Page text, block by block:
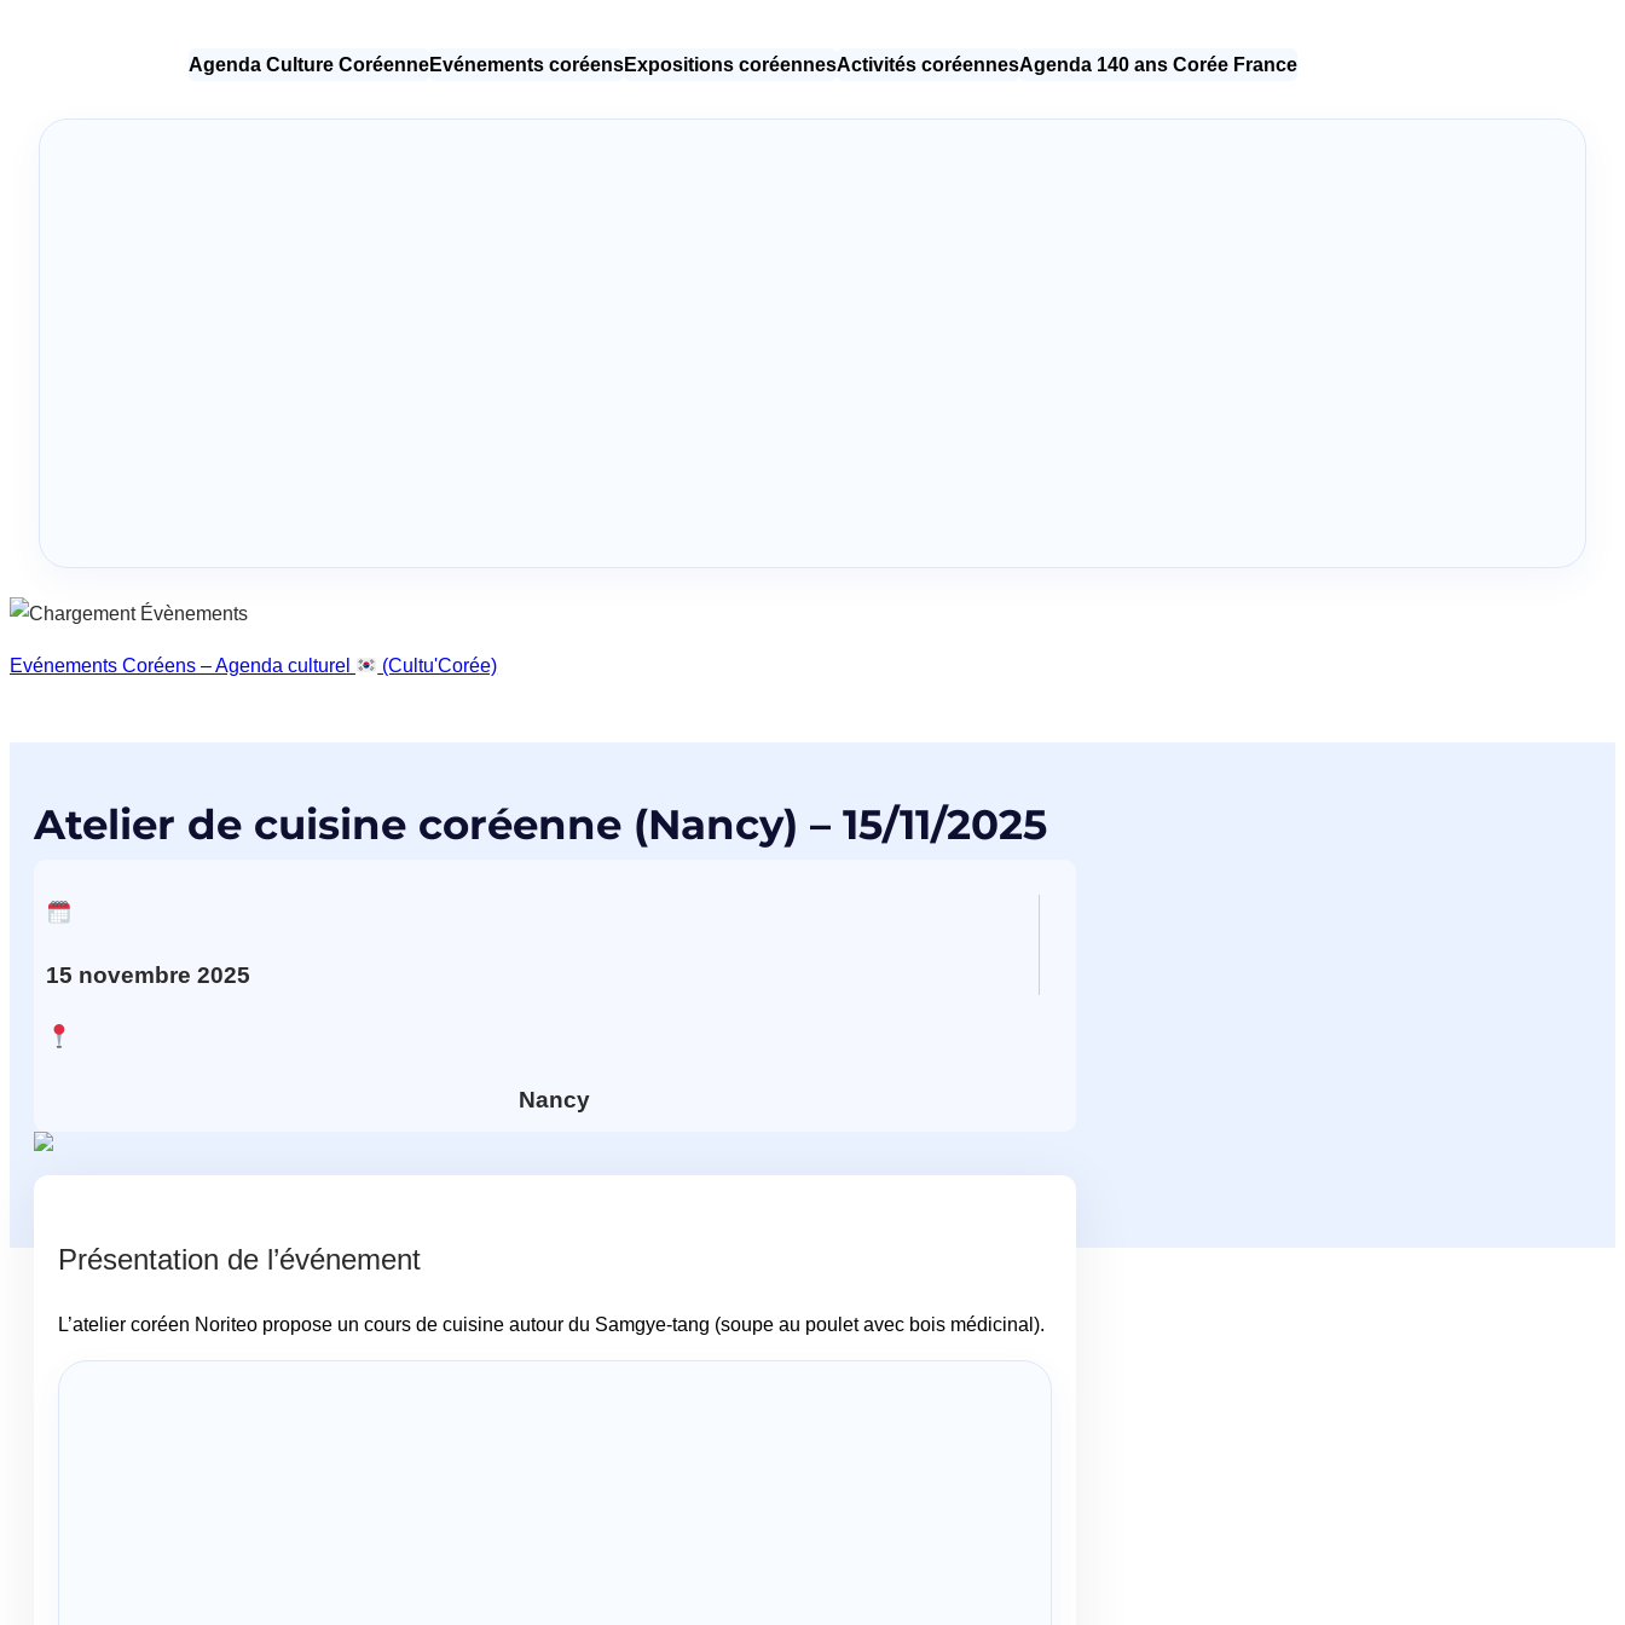
Agenda Culture CoréenneEvénements coréensExpositions coréennesActivités coréennesAgenda 140 ans Corée France
Evénements Coréens – Agenda culturel (Cultu'Corée)
Atelier de cuisine coréenne (Nancy) – 15/11/2025
15 novembre 2025
Nancy
Présentation de l’événement
L’atelier coréen Noriteo propose un cours de cuisine autour du Samgye-tang (soupe au poulet avec bois médicinal).